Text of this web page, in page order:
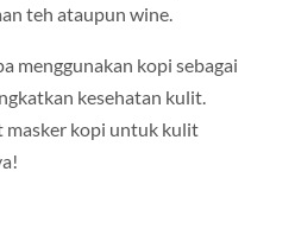
teh ataupun wine.
menggunakan kopi sebagai
kesehatan kulit.
masker kopi untuk kulit